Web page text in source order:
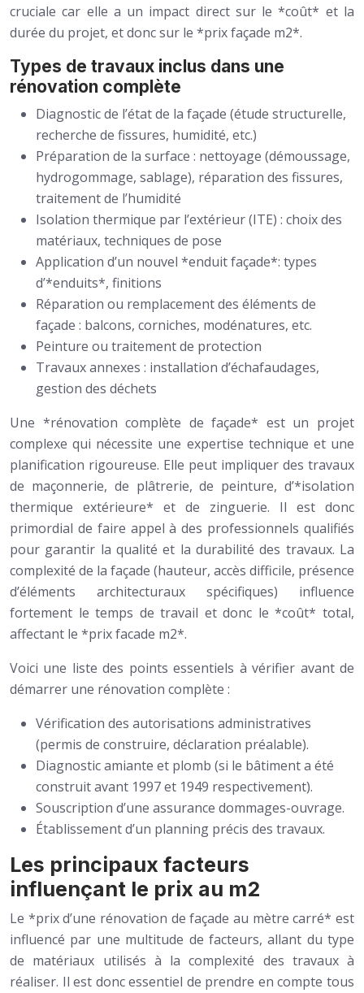
cruciale car elle a un impact direct sur le *coût* et la
durée du projet, et donc sur le *prix façade m2*.
Types de travaux inclus dans une
rénovation complète
Diagnostic de l’état de la façade (étude structurelle,
recherche de fissures, humidité, etc.)
Préparation de la surface : nettoyage (démoussage,
hydrogommage, sablage), réparation des fissures,
traitement de l’humidité
Isolation thermique par l’extérieur (ITE) : choix des
matériaux, techniques de pose
Application d’un nouvel *enduit façade*: types
d’*enduits*, finitions
Réparation ou remplacement des éléments de
façade : balcons, corniches, modénatures, etc.
Peinture ou traitement de protection
Travaux annexes : installation d’échafaudages,
gestion des déchets
Une *rénovation complète de façade* est un projet
complexe qui nécessite une expertise technique et une
planification rigoureuse. Elle peut impliquer des travaux
de maçonnerie, de plâtrerie, de peinture, d’*isolation
thermique extérieure* et de zinguerie. Il est donc
primordial de faire appel à des professionnels qualifiés
pour garantir la qualité et la durabilité des travaux. La
complexité de la façade (hauteur, accès difficile, présence
d’éléments architecturaux spécifiques) influence
fortement le temps de travail et donc le *coût* total,
affectant le *prix facade m2*.
Voici une liste des points essentiels à vérifier avant de
démarrer une rénovation complète :
Vérification des autorisations administratives
(permis de construire, déclaration préalable).
Diagnostic amiante et plomb (si le bâtiment a été
construit avant 1997 et 1949 respectivement).
Souscription d’une assurance dommages-ouvrage.
Établissement d’un planning précis des travaux.
Les principaux facteurs
influençant le prix au m2
Le *prix d’une rénovation de façade au mètre carré* est
influencé par une multitude de facteurs, allant du type
de matériaux utilisés à la complexité des travaux à
réaliser. Il est donc essentiel de prendre en compte tous